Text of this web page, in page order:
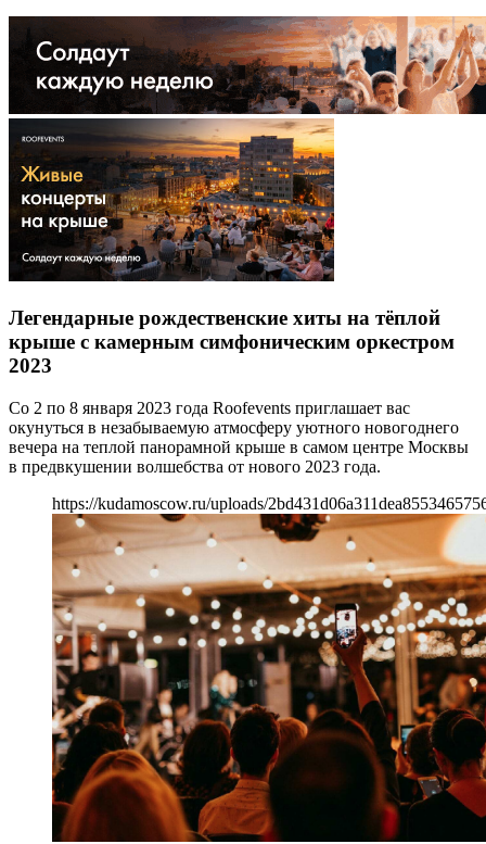
Легендарные рождественские хиты на тёплой
крыше с камерным симфоническим оркестром
2023
Со 2 по 8 января 2023 года Roofevents приглашает вас
окунуться в незабываемую атмосферу уютного новогоднего
вечера на теплой панорамной крыше в самом центре Москвы
в предвкушении волшебства от нового 2023 года.
https://kudamoscow.ru/uploads/